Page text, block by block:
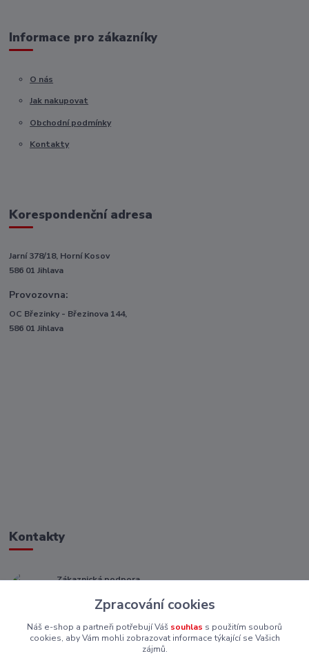
Informace pro zákazníky
O nás
Jak nakupovat
Obchodní podmínky
Kontakty
Korespondenční adresa
Jarní 378/18, Horní Kosov
586 01 Jihlava
Provozovna:
OC Březinky - Březinova 144,
586 01 Jihlava
Kontakty
Zákaznická podpora
(Po-Pá, 8-16 hod.)
eshop@piskutekzs.cz
Zpracování cookies
Náš e-shop a partneři potřebují Váš souhlas s použitím souborů
cookies, aby Vám mohli zobrazovat informace týkající se Vašich
zájmů.